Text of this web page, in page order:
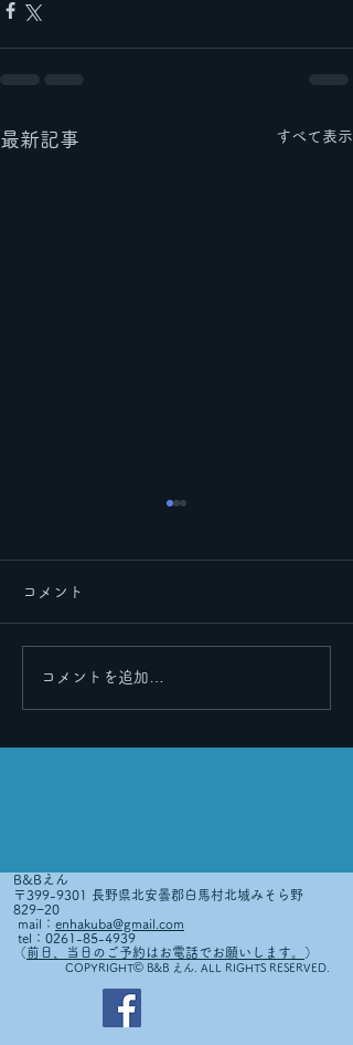
最新記事 すべて表示
里帰りその２
コメント
コメントを追加…
B&Bえん
〒399-9301 長野県北安曇郡白馬村北城みそら野
829−20
mail： enhakuba@gmail.com
tel：0261-85-4939
（前日、当日のご予約はお電話でお願いします。 ）
COPYRIGHT© B&B えん. ALL RIGHTS RESERVED.